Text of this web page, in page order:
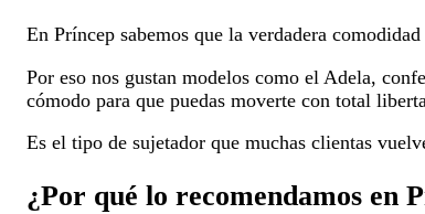
En Príncep sabemos que la verdadera
Por eso nos gustan modelos como el Adela,
cómodo para que puedas moverte con total
Es el tipo de sujetador que muchas clientas
¿Por qué lo recomendamos en